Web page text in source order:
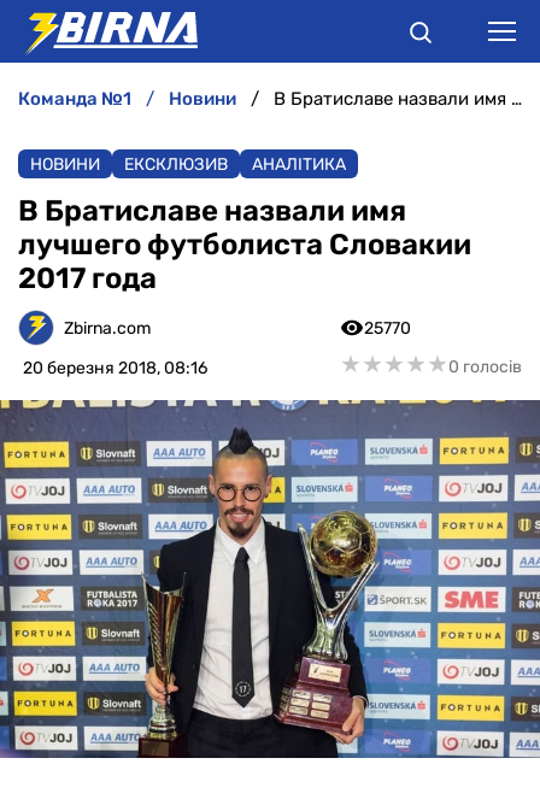
АНАЛІТИКА
ІНТЕРВ'Ю
РІЗНЕ
БУКМЕКЕРИ
команда №1 новини В Братиславе назвали имя лучшего футболиста Словакии 2017 года
НОВИНИ ЕКСКЛЮЗИВ АНАЛІТИКА
В Братиславе назвали имя
лучшего футболиста Словакии
2017 года
Zbirna.com
20 березня 2018, 08:16
25770
★★★★★
★★★★★0 голосів